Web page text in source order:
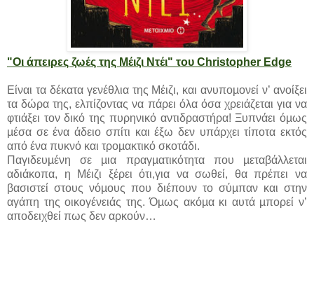
"Οι άπειρες ζωές της Μέιζι Ντέι" του Christopher Edge
Είναι τα δέκατα γενέθλια της Μέιζι, και ανυποµονεί ν’ ανοίξει
τα δώρα της, ελπίζοντας να πάρει όλα όσα χρειάζεται για να
φτιάξει τον δικό της πυρηνικό αντιδραστήρα! Ξυπνάει όµως
µέσα σε ένα άδειο σπίτι και έξω δεν υπάρχει τίποτα εκτός
από ένα πυκνό και τροµακτικό σκοτάδι.
Παγιδευµένη σε µια πραγµατικότητα που µεταβάλλεται
αδιάκοπα, η Μέιζι ξέρει ότι,για να σωθεί, θα πρέπει να
βασιστεί στους νόµους που διέπουν το σύµπαν και στην
αγάπη της οικογένειάς της. Όµως ακόµα κι αυτά µπορεί ν’
αποδειχθεί πως δεν αρκούν…